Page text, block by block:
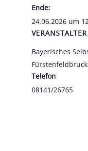
Ende:
24.06.2026 um
VERANSTALTER
Baye­ri­sches
Fürs­ten­feld­bruck
Tele­fon
08141/26765